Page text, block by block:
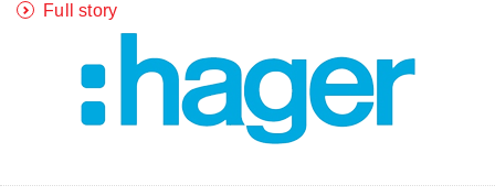
Full story